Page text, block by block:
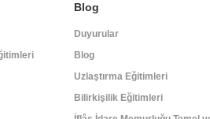
Blog
Duyurular
Blog
Uzlaştırma Eğitimleri
Bilirkişilik Eğitimleri